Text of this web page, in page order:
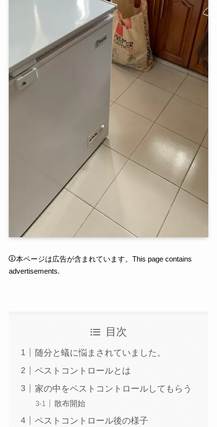
本ページは広告が含まれています。This page contains
advertisements.
目次
随分と蟻に悩まされていました。
ペストコントロールとは
家の中をペストコントロールしてもらう
散布開始
ペストコントロール後の様子